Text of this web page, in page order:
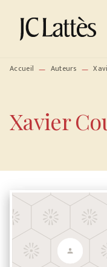
MENU
PIED DE PAGE
Accueil — Auteurs —
Xavier